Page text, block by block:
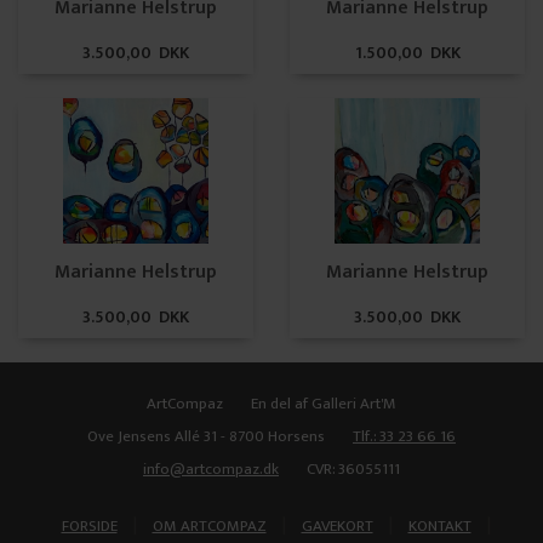
Marianne Helstrup
3.500,00 DKK
Marianne Helstrup
1.500,00 DKK
Marianne Helstrup
3.500,00 DKK
Marianne Helstrup
3.500,00 DKK
ArtCompaz
En del af Galleri Art'M
Ove Jensens Allé 31 - 8700 Horsens
Tlf.: 33 23 66 16
info@artcompaz.dk
CVR: 36055111
FORSIDE OM ARTCOMPAZ GAVEKORT KONTAKT